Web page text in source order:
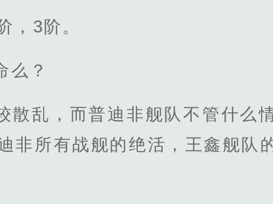
，3阶。
么？
散乱，而普迪非舰队不管什么
非所有战舰的绝活，王鑫舰队